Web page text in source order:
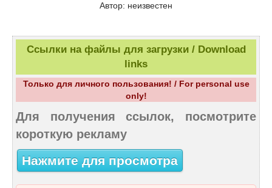
Автор: неизвестен
Ссылки на файлы для загрузки / Download
links
Только для личного пользования! / For personal use
only!
Для получения ссылок, посмотрите
короткую рекламу
Нажмите для просмотра